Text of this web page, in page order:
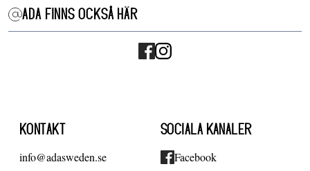
ADA FINNS OCKSÅ HÄR
KONTAKT
info@adasweden.se
SOCIALA KANALER
Facebook